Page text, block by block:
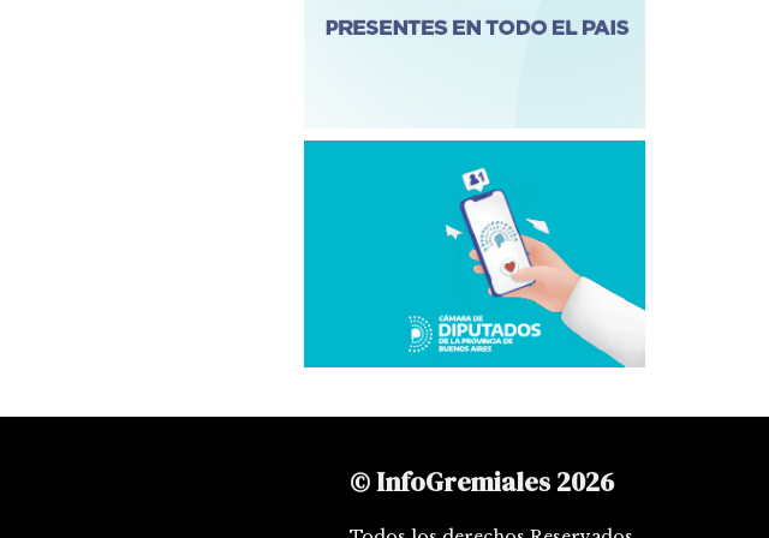
© InfoGremiales 2026